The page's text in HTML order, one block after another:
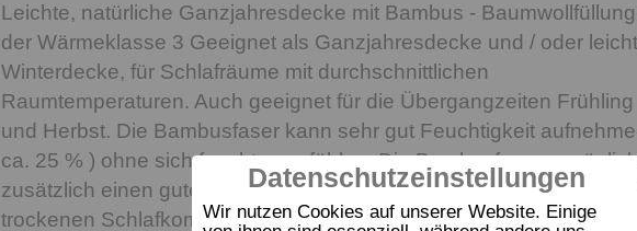
Datenschutzeinstellungen
Wir nutzen Cookies auf unserer Website. Einige
Leichte, natürliche Ganzjahresdecke mit Bambus -
der Wärmeklasse 3 Geeignet als Ganzjahresdecke und / oder
Winterdecke, für Schlafräume mit durchschnittlichen
Raumtemperaturen. Auch geeignet für die Übergangzeiten Frühling
und Herbst. Die Bambusfaser kann sehr gut Feuchtigkeit
ca. 25 % ) ohne sich feucht anzufühlen. Die Bambusfaser
zusätzlich einen guten Feuchtigkeitstransport, und bietet daher
trockenen Schlafkomfort Durch die Eigenschaft des guten